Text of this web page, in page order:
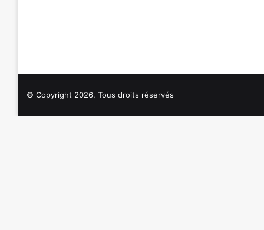
© Copyright 2026, Tous droits réservés